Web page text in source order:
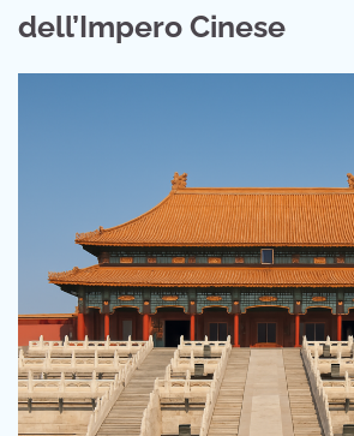
dell’Impero Cinese